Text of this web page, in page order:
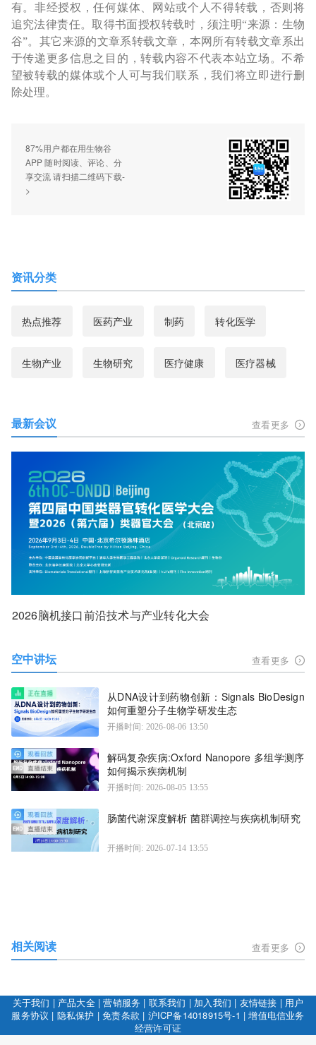
有。非经授权，任何媒体、网站或个人不得转载，否则将
追究法律责任。取得书面授权转载时，须注明“来源：生物
谷”。其它来源的文章系转载文章，本网所有转载文章系出
于传递更多信息之目的，转载内容不代表本站立场。不希
望被转载的媒体或个人可与我们联系，我们将立即进行删
除处理。
87%用户都在用生物谷
APP 随时阅读、评论、分
享交流 请扫描二维码下载-
>
资讯分类
热点推荐 医药产业 制药 转化医学
生物产业 生物研究 医疗健康 医疗器械
最新会议 查看更多
2026脑机接口前沿技术与产业转化大会
空中讲坛 查看更多
从DNA设计到药物创新：Signals BioDesign
如何重塑分子生物学研发生态
开播时间: 2026-08-06 13:50
解码复杂疾病:Oxford Nanopore 多组学测序
如何揭示疾病机制
开播时间: 2026-08-05 13:55
肠菌代谢深度解析 菌群调控与疾病机制研究
开播时间: 2026-07-14 13:55
相关阅读 查看更多
关于我们 | 产品大全|营销服务 | 联系我们 | 加入我们 | 友情链接 | 用户
服务协议 | 隐私保护 |免责条款 | 沪ICP备14018915号-1 |增值电信业务
经营许可证